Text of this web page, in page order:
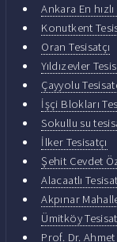
Ankara En hızlı
Konutkent
Oran Tesisatçı
Yıldızevler
Çayyolu
İşçi Blokları
Sokullu su
İlker Tesisatçı
Şehit Cevdet
Alacaatlı
Akpınar
Ümitköy
Prof. Dr. Ahmet